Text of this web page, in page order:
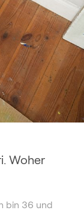
Woher
bin 36 und